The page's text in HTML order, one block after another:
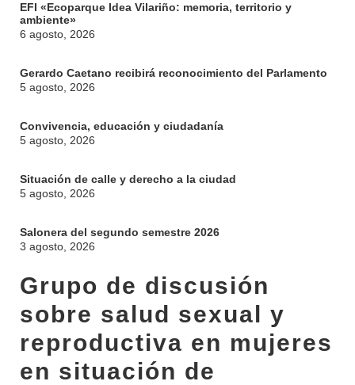
INSTITUCIONAL
EFI «Ecoparque Idea Vilariño: memoria, territorio y
ambiente»
6 agosto, 2026
Gerardo Caetano recibirá reconocimiento del Parlamento
5 agosto, 2026
Convivencia, educación y ciudadanía
5 agosto, 2026
Situación de calle y derecho a la ciudad
5 agosto, 2026
Salonera del segundo semestre 2026
3 agosto, 2026
Grupo de discusión
sobre salud sexual y
reproductiva en mujeres
en situación de